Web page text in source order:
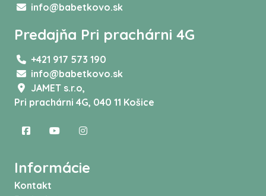
info@babetkovo.sk
Predajňa Pri prachárni 4G
+421 917 573 190
info@babetkovo.sk
JAMET s.r.o,
Pri prachárni 4G, 040 11 Košice
Informácie
Kontakt